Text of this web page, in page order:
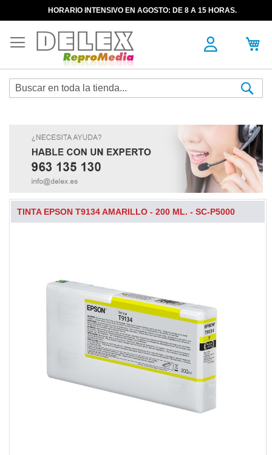
HORARIO INTENSIVO EN AGOSTO: DE 8 A 15 HORAS.
TINTA EPSON T9134 AMARILLO - 200 ML. - SC-P5000